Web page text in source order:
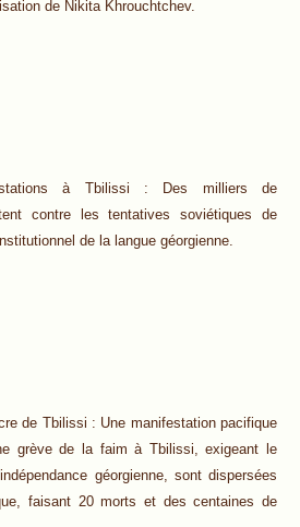
de Nikita Khrouchtchev.
à Tbilissi : Des milliers de
contre les tentatives soviétiques de
de la langue géorgienne.
de Tbilissi : Une manifestation pacifique
grève de la faim à Tbilissi, exigeant le
géorgienne, sont dispersées
faisant 20 morts et des centaines de